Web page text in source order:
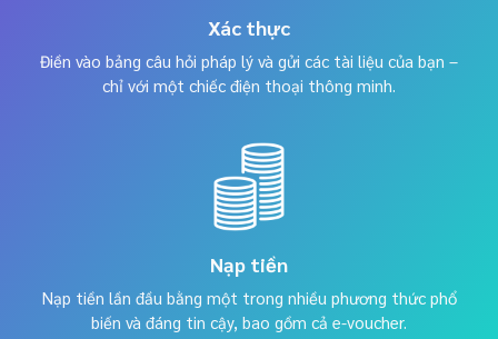
Xác thực
Điền vào bảng câu hỏi pháp lý và gửi các tài liệu của bạn –
chỉ với một chiếc điện thoại thông minh.
Nạp tiền
Nạp tiền lần đầu bằng một trong nhiều phương thức phổ
biến và đáng tin cậy, bao gồm cả e-voucher.